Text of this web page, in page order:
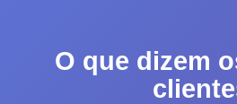
O que dizem